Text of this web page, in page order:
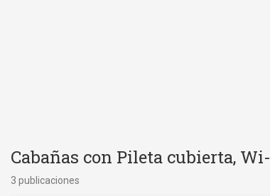
Cabañas con Pileta cubierta,
3 publicaciones